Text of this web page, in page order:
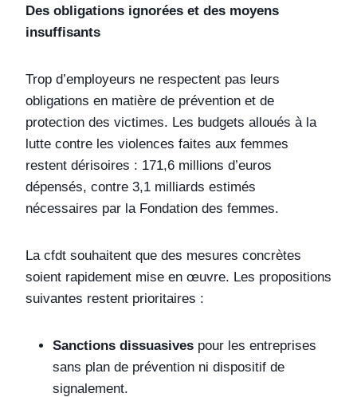
Des obligations ignorées et des moyens
insuffisants
Trop d’employeurs ne respectent pas leurs
obligations en matière de prévention et de
protection des victimes. Les budgets alloués à la
lutte contre les violences faites aux femmes
restent dérisoires : 171,6 millions d’euros
dépensés, contre 3,1 milliards estimés
nécessaires par la Fondation des femmes.
La cfdt souhaitent que des mesures concrètes
soient rapidement mise en œuvre. Les propositions
suivantes restent prioritaires :
Sanctions dissuasives pour les entreprises
sans plan de prévention ni dispositif de
signalement.